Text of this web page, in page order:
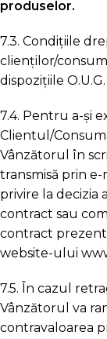
produselor.
7.3. Condițiile
clienților/
dispozițiile
7.4. Pentru a-și
Clientul/
Vânzătorul în
transmisă prin
privire la decizia
contract sau
contract prezent
website-ului
7.5. În cazul
Vânzătorul va
contravaloarea